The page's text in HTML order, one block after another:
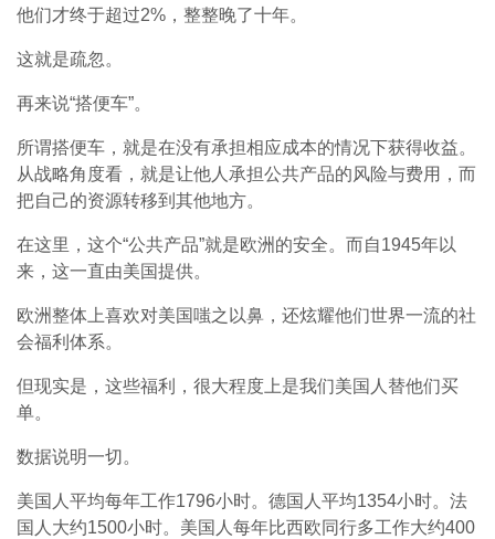
他们才终于超过2%，整整晚了十年。
这就是疏忽。
再来说“搭便车”。
所谓搭便车，就是在没有承担相应成本的情况下获得收益。
从战略角度看，就是让他人承担公共产品的风险与费用，而
把自己的资源转移到其他地方。
在这里，这个“公共产品”就是欧洲的安全。而自1945年以
来，这一直由美国提供。
欧洲整体上喜欢对美国嗤之以鼻，还炫耀他们世界一流的社
会福利体系。
但现实是，这些福利，很大程度上是我们美国人替他们买
单。
数据说明一切。
美国人平均每年工作1796小时。德国人平均1354小时。法
国人大约1500小时。美国人每年比西欧同行多工作大约400